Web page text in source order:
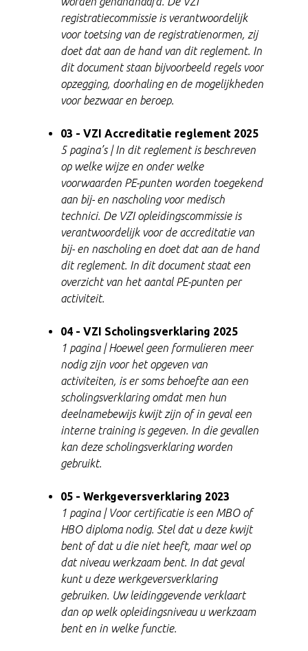
registratiecommissie is verantwoordelijk
voor toetsing van de registratienormen, zij
doet dat aan de hand van dit reglement. In
dit document staan bijvoorbeeld regels voor
opzegging, doorhaling en de mogelijkheden
voor bezwaar en beroep.
03 - VZI Accreditatie reglement 2025
5 pagina’s | In dit reglement is beschreven
op welke wijze en onder welke
voorwaarden PE-punten worden toegekend
aan bij- en nascholing voormedisch
technici. De VZI opleidingscommissie is
verantwoordelijk voor de accreditatie van
bij- en nascholing en doet dat aan de hand
dit reglement. In dit document staat een
overzicht van het aantal PE-punten per
activiteit.
04 - VZI Scholingsverklaring 2025
1 pagina | Hoewel geen formulieren meer
nodig zijn voor het opgeven van
activiteiten, is er soms behoefte aan een
scholingsverklaring omdat men hun
deelnamebewijs kwijt zijn of in geval een
interne training is gegeven. In die gevallen
kan deze scholingsverklaring worden
gebruikt.
05 - Werkgeversverklaring 2023
1 pagina | Voor certificatie is een MBO of
HBO diploma nodig. Stel dat u deze kwijt
bent of dat u die niet heeft, maar wel op
dat niveau werkzaam bent. In dat geval
kunt u deze werkgeversverklaring
gebruiken. Uw leidinggevende verklaart
dan op welk opleidingsniveau u werkzaam
bent en in welke functie.